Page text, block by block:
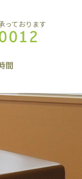
っております
間